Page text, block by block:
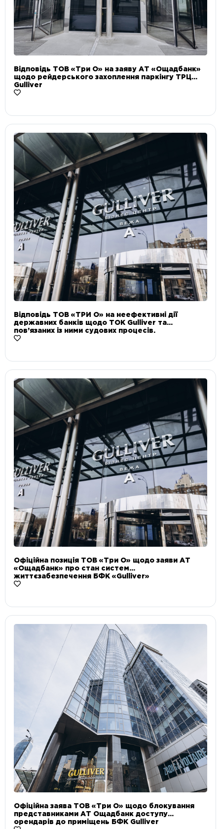
Відповідь ТОВ «Три О» на заяву АТ «Ощадбанк»
щодо рейдерського захоплення паркінгу ТРЦ
Gulliver
Відповідь ТОВ «ТРИ О» на неефективні дії
державних банків щодо ТОК Gulliver та
пов’язаних із ними судових процесів.
Офіційна позиція ТОВ «Три О» щодо заяви АТ
«Ощадбанк» про стан систем
життєзабезпечення БФК «Gulliver»
Офіційна заява ТОВ «Три О» щодо блокування
представниками АТ Ощадбанк доступу
орендарів до приміщень БФК Gulliver